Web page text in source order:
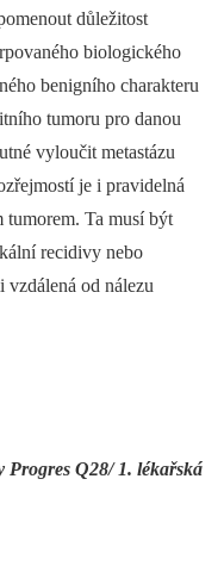
důležitost
biologického
benigního charakteru
tumoru pro danou
vyloučit metastázu
je i pravidelná
tumorem. Ta musí být
recidivy nebo
vzdálená od nálezu
Progres Q28/ 1. lékařská